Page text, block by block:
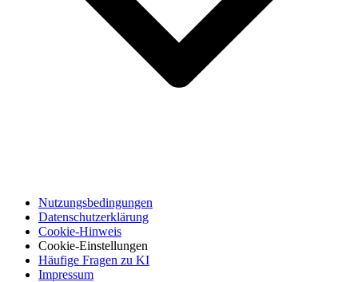
Nutzungsbedingungen
Datenschutzerklärung
Cookie-Hinweis
Cookie-Einstellungen
Häufige Fragen zu KI
Impressum